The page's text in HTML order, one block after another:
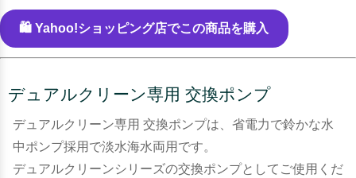
🛍️ Yahoo!ショッピング店でこの商品を購入
デュアルクリーン専用 交換ポンプ
デュアルクリーン専用 交換ポンプは、省電力で鈴かな水
中ポンプ採用で淡水海水両用です。
デュアルクリーンシリーズの交換ポンプとしてご使用くだ